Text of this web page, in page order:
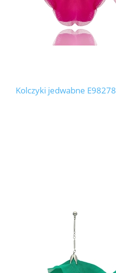
Kolczyki jedwabne E98278